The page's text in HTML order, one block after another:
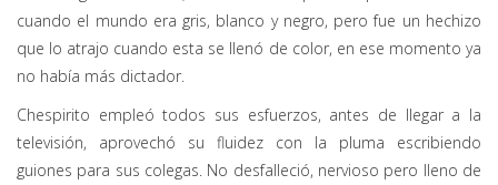
cuando el mundo era gris, blanco y negro, pero fue un hechizo
que lo atrajo cuando esta se llenó de color, en ese momento ya
no había más dictador.
Chespirito empleó todos sus esfuerzos, antes de llegar a la
televisión, aprovechó su fluidez con la pluma escribiendo
guiones para sus colegas. No desfalleció, nervioso pero lleno de